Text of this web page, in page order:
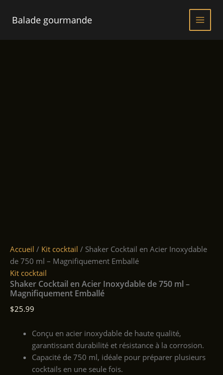
Balade gourmande
Accueil / Kit cocktail / Shaker Cocktail en Acier Inoxydable
de 750 ml – Magnifiquement Emballé
Kit cocktail
Shaker Cocktail en Acier Inoxydable de 750 ml –
Magnifiquement Emballé
$25.99
Conçu en acier inoxydable de haute qualité,
garantissant durabilité et résistance à la corrosion.
Capacité de 750 ml, idéale pour préparer plusieurs
cocktails en une seule fois.